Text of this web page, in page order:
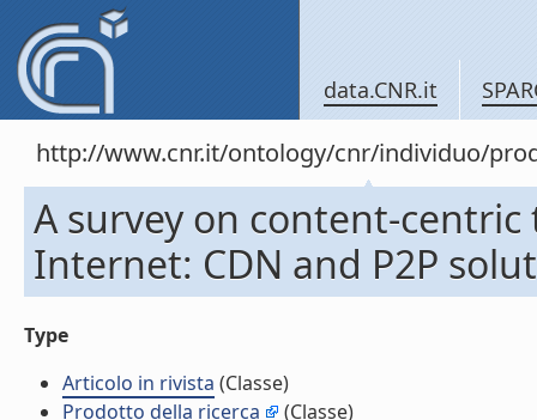
data.CNR.it
http://www.cnr.it/ontology/cnr/individuo/
A survey on content-
Internet: CDN and P2P
Type
Articolo in rivista (Classe)
Prodotto della ricerca
(Classe)